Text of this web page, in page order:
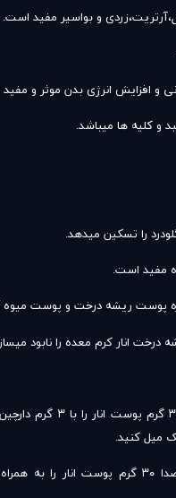
و بواسیر مفید است.
و افزایش انرژی بدن موثر و
و کلیه ها میباشد.
را تسکین میدهد.
مفید است.
پوست ریشه درخت و پوست میوه
انار کرم معده را نابود
برای درمان اسهال ۳۰
میل کنید.